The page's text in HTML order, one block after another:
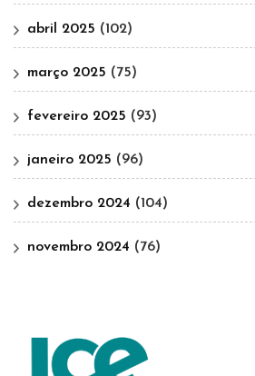
abril 2025 (102)
março 2025 (75)
fevereiro 2025 (93)
janeiro 2025 (96)
dezembro 2024 (104)
novembro 2024 (76)